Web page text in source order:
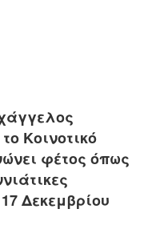
Κοινοτικό
φέτος όπως
Δεκεμβρίου